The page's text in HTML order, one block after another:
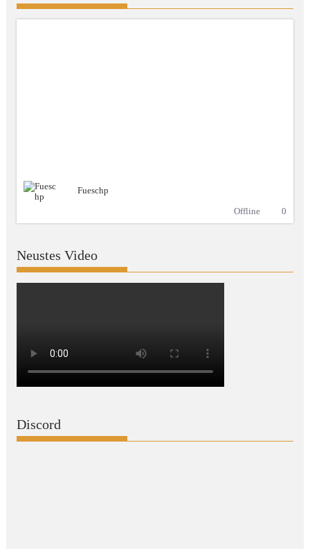
Fueschp
Offline
0
Neustes Video
Discord